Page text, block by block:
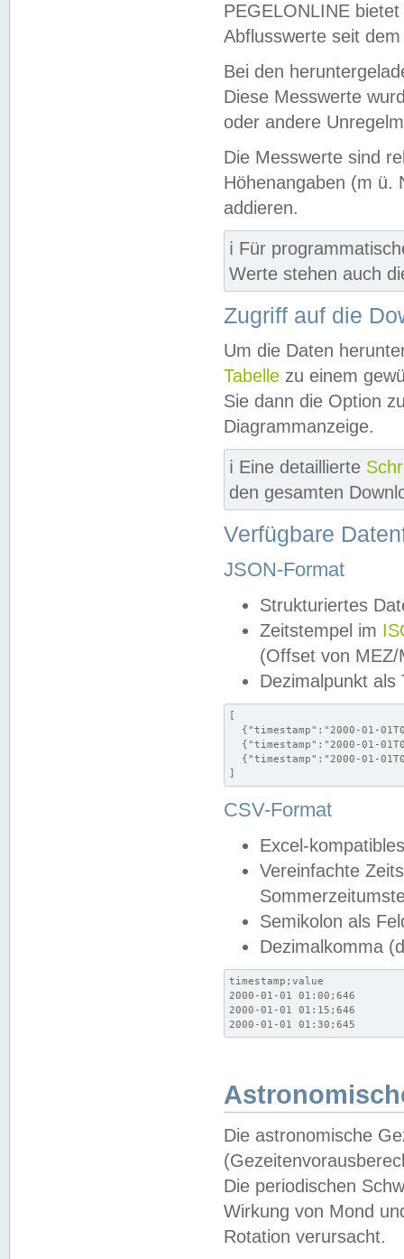
PEGELONLINE
Abflusswerte seit
Bei den
Diese Messwerte
oder andere
Die Messwerte sind
Höhenangaben (m ü.
addieren.
ℹ️ Für
Werte stehen auch
Zugriff auf die
Um die Daten
Tabelle zu einem
Sie dann die Option
Diagrammanzeige.
ℹ️ Eine detaillierte
den gesamten
Verfügbare
JSON-Format
Strukturiertes
Zeitstempel im
(Offset von MEZ/
Dezimalpunkt als
[
{"timestamp":"2000-01-
{"timestamp":"2000-01-
{"timestamp":"2000-01-
]
CSV-Format
Excel-
Vereinfachte
Semikolon als
Dezimalkomma
timestamp;value
2000-01-01 01:00;646
2000-01-01 01:15;646
2000-01-01 01:30;645
Die astronomische
Die periodischen
Wirkung von Mond
Rotation verursacht.